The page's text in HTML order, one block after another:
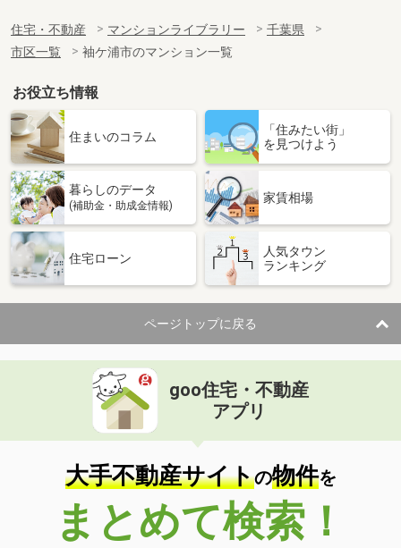
住宅・不動産 マンションライブラリー
千葉県
市区一覧
袖ケ浦市のマンション一覧
お役立ち情報
住まいのコラム
「住みたい街」
を見つけよう
暮らしのデータ
(補助金・助成金情報)
家賃相場
住宅ローン
人気タウン
ランキング
ページトップに戻る
goo住宅・不動産
アプリ
大手不動産サイトの物件を
まとめて検索！